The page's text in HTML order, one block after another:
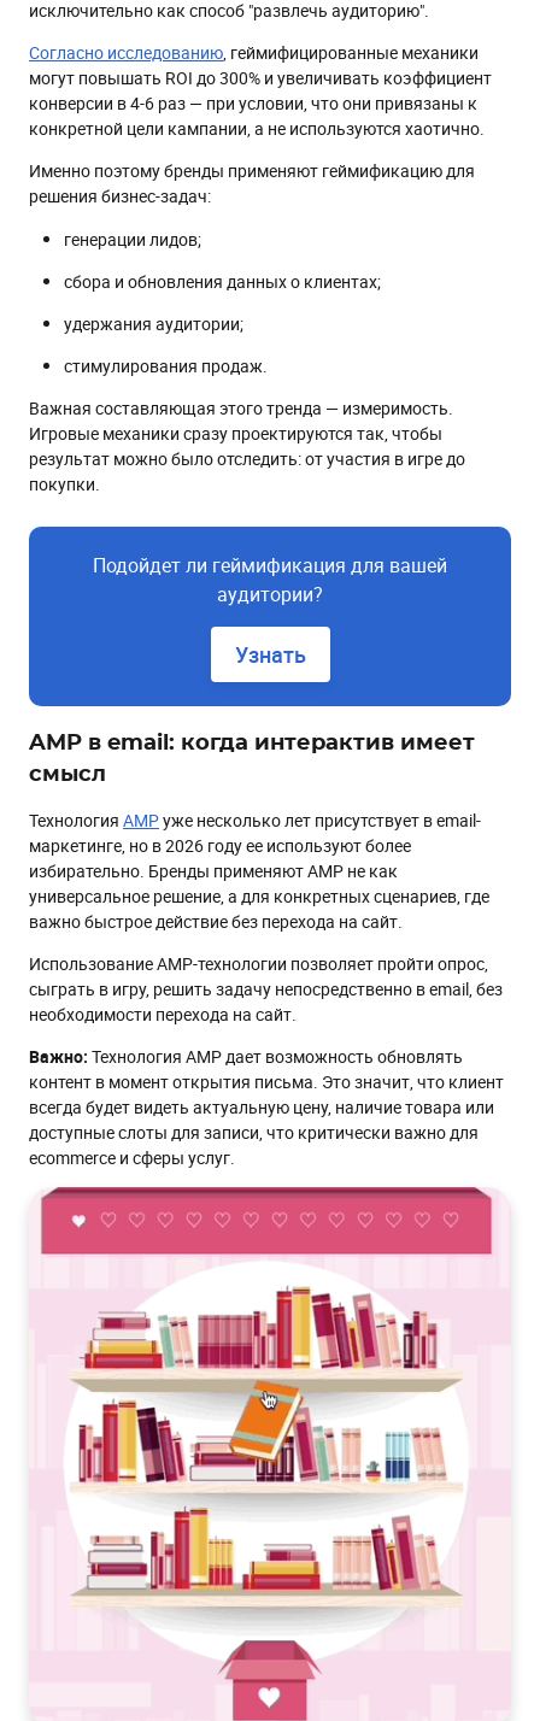
исключительно как способ "развлечь аудиторию".
Согласно исследованию, геймифицированные механики
могут повышать ROI до 300% и увеличивать коэффициент
конверсии в 4-6 раз — при условии, что они привязаны к
конкретной цели кампании, а не используются хаотично.
Именно поэтому бренды применяют геймификацию для
решения бизнес-задач:
генерации лидов;
сбора и обновления данных о клиентах;
удержания аудитории;
стимулирования продаж.
Важная составляющая этого тренда — измеримость.
Игровые механики сразу проектируются так, чтобы
результат можно было отследить: от участия в игре до
покупки.
Подойдет ли геймификация для вашей
аудитории?
Узнать
AMP в email: когда интерактив имеет
смысл
Технология AMPуже несколько лет присутствует в email-
маркетинге, но в 2026 году ее используют более
избирательно. Бренды применяют AMP не как
универсальное решение, а для конкретных сценариев, где
важно быстрое действие без перехода на сайт.
Использование AMP-технологии позволяет пройти опрос,
сыграть в игру, решить задачу непосредственно в email, без
необходимости перехода на сайт.
Важно: Технология AMP дает возможность обновлять
контент в момент открытия письма. Это значит, что клиент
всегда будет видеть актуальную цену, наличие товара или
доступные слоты для записи, что критически важно для
ecommerce и сферы услуг.